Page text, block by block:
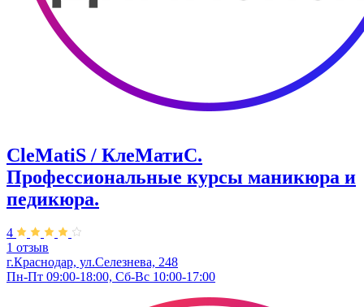
CleMatiS / КлеМатиС.
Профессиональные курсы маникюра и
педикюра.
4
1 отзыв
г.Краснодар, ул.Селезнева, 248
Пн-Пт 09:00-18:00, Сб-Вс 10:00-17:00